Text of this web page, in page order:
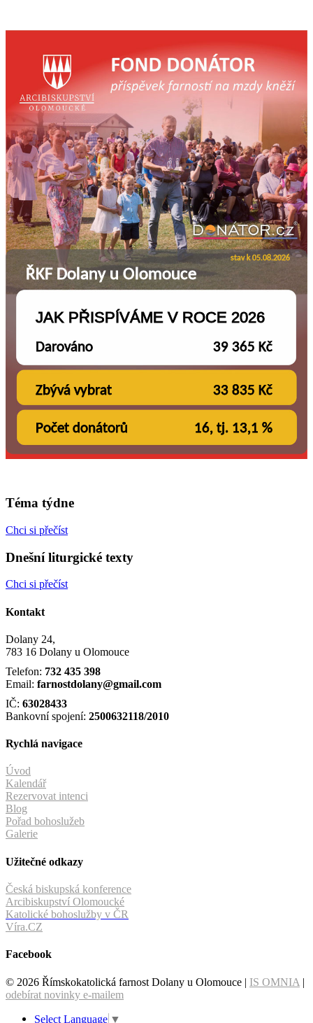
Téma týdne
Chci si přečíst
Dnešní liturgické texty
Chci si přečíst
Kontakt
Dolany 24,
783 16 Dolany u Olomouce
Telefon: 732 435 398
Email: farnostdolany@gmail.com
IČ: 63028433
Bankovní spojení: 2500632118/2010
Rychlá navigace
Úvod
Kalendář
Rezervovat intenci
Blog
Pořad bohoslužeb
Galerie
Užitečné odkazy
Česká biskupská konference
Arcibiskupství Olomoucké
Katolické bohoslužby v ČR
Víra.CZ
Facebook
© 2026 Římskokatolická farnost Dolany u Olomouce | IS OMNIA |
odebírat novinky e-mailem
Select Language ▼